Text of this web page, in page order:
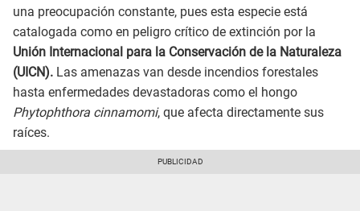
una preocupación constante, pues esta especie está
catalogada como en peligro crítico de extinción por la
Unión Internacional para la Conservación de la Naturaleza
(UICN). Las amenazas van desde incendios forestales
hasta enfermedades devastadoras como el hongo
Phytophthora cinnamomi, que afecta directamente sus
raíces.